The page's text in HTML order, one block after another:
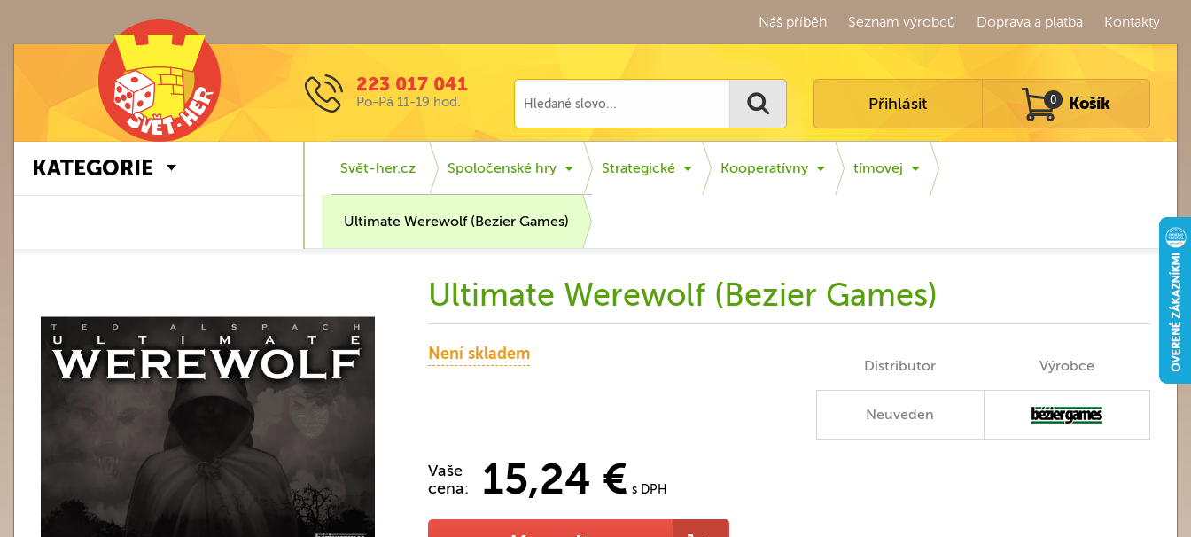
Náš příběh Seznam výrobců Doprava a platba Kontakty
223 017 041
Po-Pá 11-19 hod. Přihlásit 0 Košík
KATEGORIE Svět-her.cz Spoločenské hry Strategické Kooperatívny tímovej
Ultimate Werewolf (Bezier Games)
Ultimate Werewolf (Bezier Games)
Vaše
cena:
15,24 € s DPH
Není skladem
Distributor Výrobce
Neuveden